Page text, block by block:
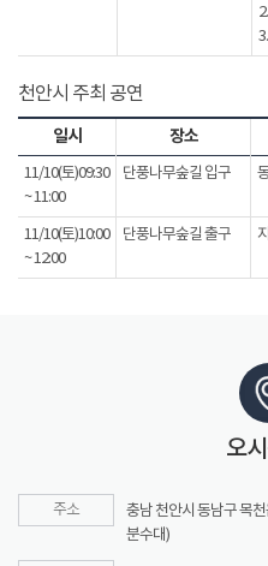
천안시 주최 공연
일시 장소
11/10(토)09:30
~ 11:00
단풍나무숲길 입구
11/10(토)10:00
~ 12:00
단풍나무숲길 출구
오
주소
충남 천안시 동남구 목
분수대)